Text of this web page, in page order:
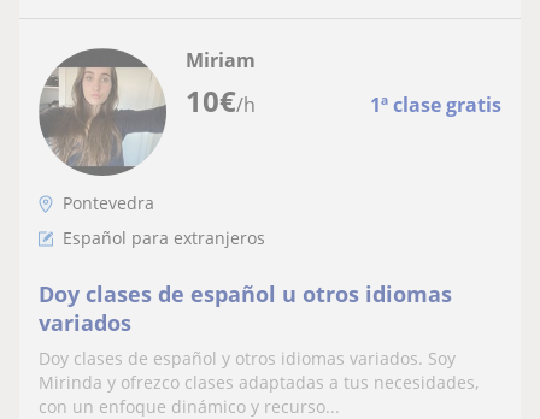
10€/h 1ª clase gratis
Miriam
Pontevedra
Español para extranjeros
Doy clases de español u otros idiomas
variados
Doy clases de español y otros idiomas variados. Soy
Mirinda y ofrezco clases adaptadas a tus necesidades,
con un enfoque dinámico y recurso...